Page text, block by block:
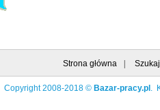
Strona główna Szukaj
Copyright 2008-2018 © Bazar-pracy.pl .